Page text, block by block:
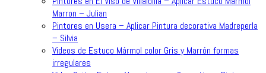
Marron – Julian
Pintores en Usera – Aplicar Pintura decorativa Madreperla
– Silvia
Videos de Estuco Mármol color Gris y Marrón formas
irregulares